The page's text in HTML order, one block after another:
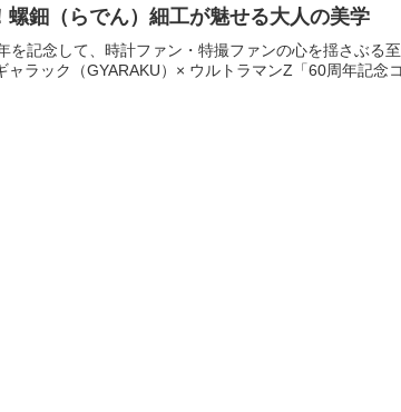
螺鈿（らでん）細工が魅せる大人の美学
を記念して、時計ファン・特撮ファンの心を揺さぶる
ャラック（GYARAKU）× ウルトラマンZ「60周年記念